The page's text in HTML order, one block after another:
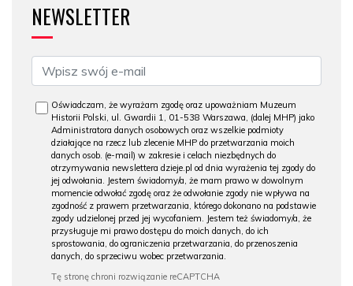
NEWSLETTER
Oświadczam, że wyrażam zgodę oraz upoważniam Muzeum
Historii Polski, ul. Gwardii 1, 01-538 Warszawa, (dalej MHP) jako
Administratora danych osobowych oraz wszelkie podmioty
działające na rzecz lub zlecenie MHP do przetwarzania moich
danych osob. (e-mail) w zakresie i celach niezbędnych do
otrzymywania newslettera dzieje.pl od dnia wyrażenia tej zgody do
jej odwołania. Jestem świadomy/a, że mam prawo w dowolnym
momencie odwołać zgodę oraz że odwołanie zgody nie wpływa na
zgodność z prawem przetwarzania, którego dokonano na podstawie
zgody udzielonej przed jej wycofaniem. Jestem też świadomy/a, że
przysługuje mi prawo dostępu do moich danych, do ich
sprostowania, do ograniczenia przetwarzania, do przenoszenia
danych, do sprzeciwu wobec przetwarzania.